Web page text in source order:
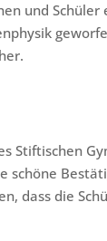
und
Stiftischen
dass die